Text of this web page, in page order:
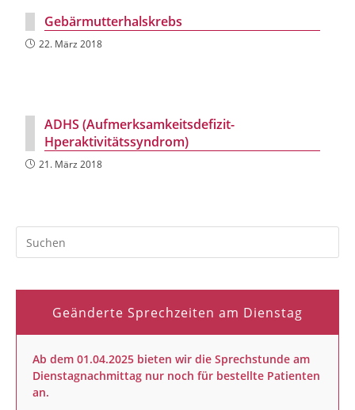
Gebärmutterhalskrebs
22. März 2018
ADHS (Aufmerksamkeitsdefizit-
Hperaktivitätssyndrom)
21. März 2018
Geänderte Sprechzeiten am Dienstag
Ab dem 01.04.2025 bieten wir die Sprechstunde am
Dienstagnachmittag nur noch für bestellte Patienten
an.